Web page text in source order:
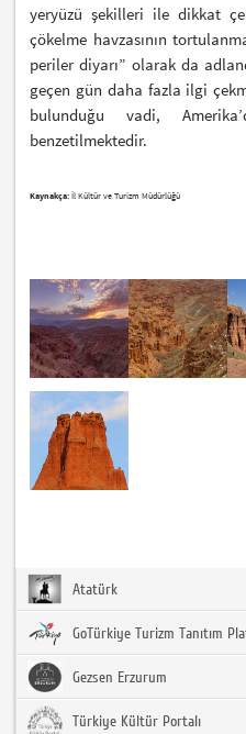
yeryüzü şekilleri ile dikkat
çökelme havzasının
periler diyarı” olarak da
geçen gün daha fazla ilgi
bulunduğu vadi,
benzetilmektedir.
Kaynakça:İl Kültür ve Turizm Müdürlüğü
Atatürk
GoTürkiye Turizm Tanıtım
Gezsen Erzurum
Türkiye Kültür Portalı